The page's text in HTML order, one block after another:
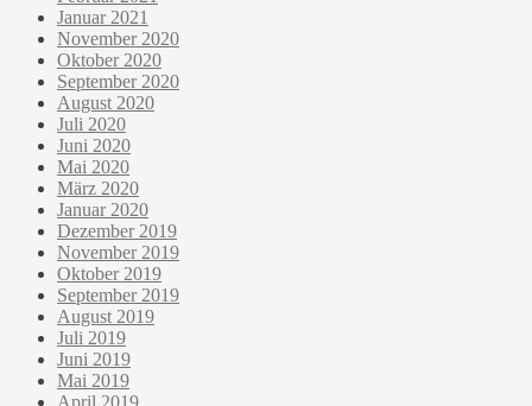
Januar 2021
November 2020
Oktober 2020
September 2020
August 2020
Juli 2020
Juni 2020
Mai 2020
März 2020
Januar 2020
Dezember 2019
November 2019
Oktober 2019
September 2019
August 2019
Juli 2019
Juni 2019
Mai 2019